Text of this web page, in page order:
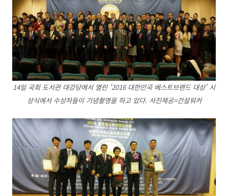
14일 국회 도서관 대강당에서 열린 '2016 대한민국 베스트브랜드 대상' 시
상식에서 수상자들이 기념촬영을 하고 있다. 사진제공=건설워커